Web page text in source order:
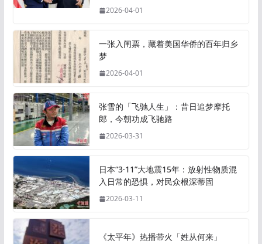
2026-04-01
一张入闸票，藏着美国华侨的百年归乡
梦
2026-04-01
张雪的「飞驰人生」：昔日追梦摩托
郎，今朝功成飞驰路
2026-03-31
日本“3·11”大地震15年：放射性物质混
入日常的恐惧，对民众根深蒂固
2026-03-11
《太平年》热播带火「姓从何来」